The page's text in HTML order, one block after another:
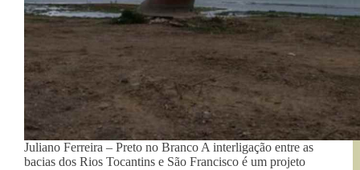
Juliano Ferreira – Preto no Branco A interligação entre as
bacias dos Rios Tocantins e São Francisco é um projeto